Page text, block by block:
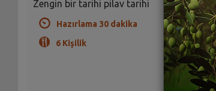
Zengin bir tarihi pilav tarihi
Hazırlama 30 dakika
6 Kişilik